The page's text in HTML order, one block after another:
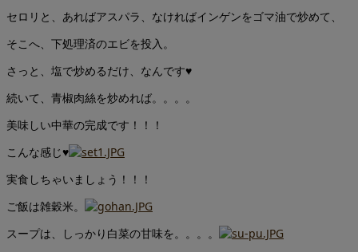
セロリと、あればアスパラ、なければインゲンをゴマ油で炒めて、
そこへ、下処理済のエビを投入。
さっと、塩で炒めるだけ、なんです♥
続いて、青椒肉絲を炒めれば。。。。
美味しい中華の完成です！！！
こんな感じ♥
実食しちゃいましょう！！！
ご飯は雑穀米。
スープは、しっかり白菜の甘味を。。。。